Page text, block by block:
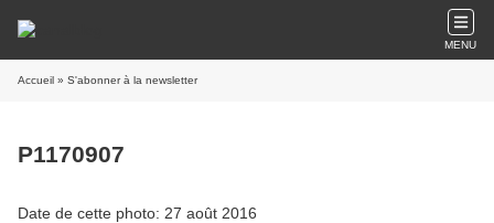
MENU
Accueil » S'abonner à la newsletter
P1170907
Date de cette photo: 27 août 2016